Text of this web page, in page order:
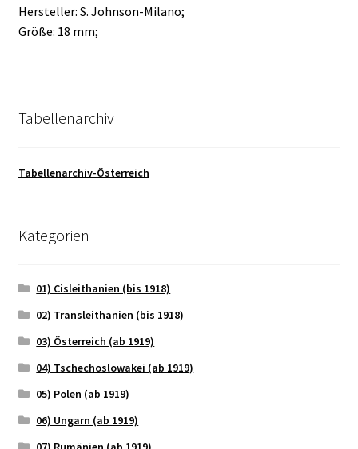
Hersteller: S. Johnson-Milano;
Größe: 18 mm;
Tabellenarchiv
Tabellenarchiv-Österreich
Kategorien
01) Cisleithanien (bis 1918)
02) Transleithanien (bis 1918)
03) Österreich (ab 1919)
04) Tschechoslowakei (ab 1919)
05) Polen (ab 1919)
06) Ungarn (ab 1919)